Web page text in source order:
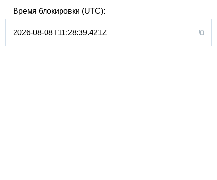
Время блокировки (UTC):
2026-08-08T11:28:39.421Z